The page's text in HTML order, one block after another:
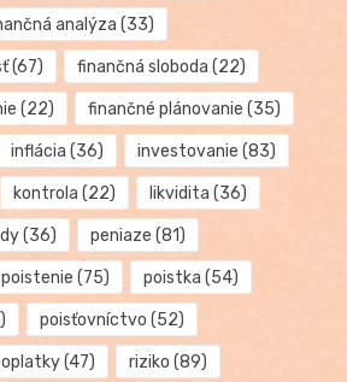
analýza (33)
(67) finančná sloboda (22)
(22) finančné plánovanie (35)
inflácia (36) investovanie (83)
kontrola (22) likvidita (36)
(36) peniaze (81)
poistenie (75) poistka (54)
poisťovníctvo (52)
(47) riziko (89)